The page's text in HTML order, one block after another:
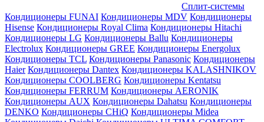
Сплит-системы
Кондиционеры FUNAI Кондиционеры MDV Кондиционеры
Hisense Кондиционеры Royal Clima Кондиционеры Hitachi
Кондиционеры LG Кондиционеры Ballu Кондиционеры
Electrolux Кондиционеры GREE Кондиционеры Energolux
Кондиционеры TCL Кондиционеры Panasonic Кондиционеры
Haier Кондиционеры Dantex Кондиционеры KALASHNIKOV
Кондиционеры СOOLBERG Кондиционеры Kentatsu
Кондиционеры FERRUM Кондиционеры AERONIK
Кондиционеры AUX Кондиционеры Dahatsu Кондиционеры
DENKO Кондиционеры CHiQ Кондиционеры Midea